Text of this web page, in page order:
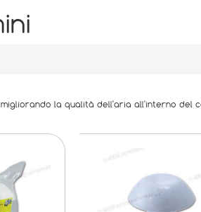
la qualità dell'aria all'interno del